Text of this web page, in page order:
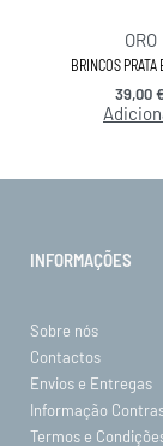
ORO
BRINCOS PRATA
39,00
INFORMAÇÕES
Sobre nós
Contactos
Envios e Entregas
Informação
Termos e